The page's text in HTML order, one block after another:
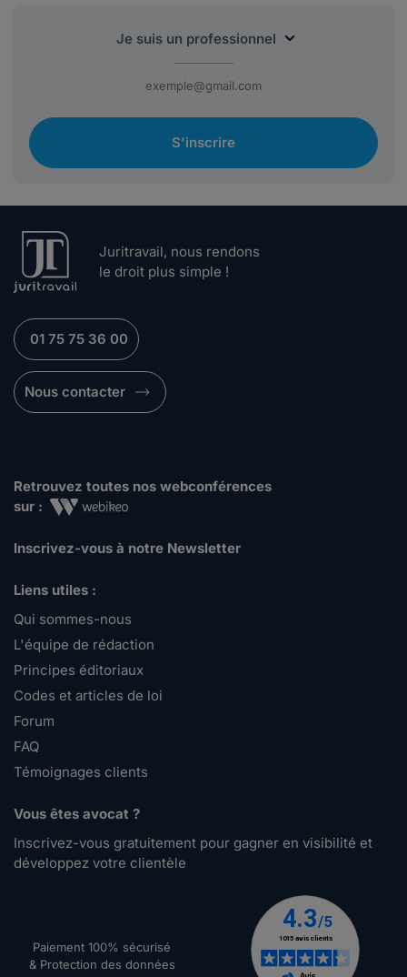
S'inscrire
Juritravail, nous rendons
le droit plus simple !
01 75 75 36 00
Nous contacter
Retrouvez toutes nos webconférences
sur :
Inscrivez-vous à notre Newsletter
Liens utiles :
Qui sommes-nous
L'équipe de rédaction
Principes éditoriaux
Codes et articles de loi
Forum
FAQ
Témoignages clients
Vous êtes avocat ?
Inscrivez-vous gratuitement pour gagner en visibilité et
développez votre clientèle
Paiement 100% sécurisé
& Protection des données